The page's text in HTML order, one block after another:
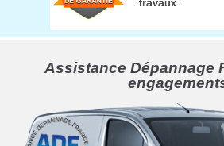
Assistance Dépannage